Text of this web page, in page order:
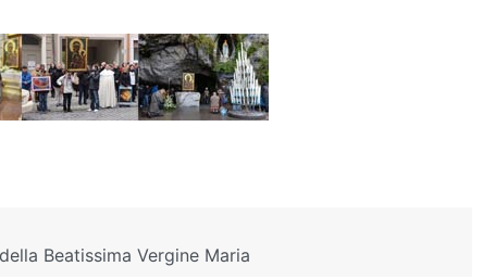
Beatissima Vergine Maria